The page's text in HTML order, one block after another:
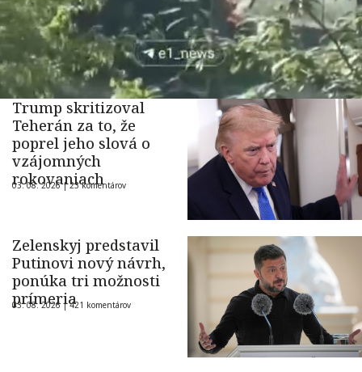
Trump skritizoval
Teherán za to, že
poprel jeho slová o
vzájomných
rokovaniach
03. 08. 2026 |23 komentárov
Zelenskyj predstavil
Putinovi nový návrh,
ponúka tri možnosti
prímeria
03. 08. 2026 |421 komentárov